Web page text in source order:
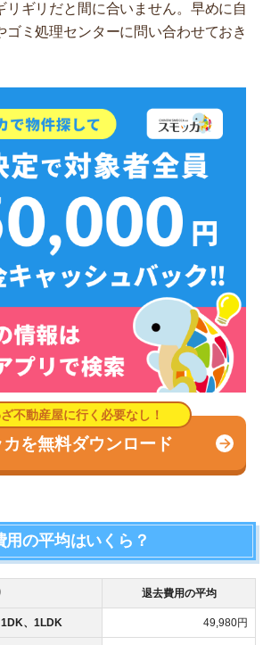
リギリだと間に合いません。早めに自
ゴミ処理センターに問い合わせておき
を無料ダウンロード
の平均はいくら？
退去費用の平均
、1LDK 49,980円